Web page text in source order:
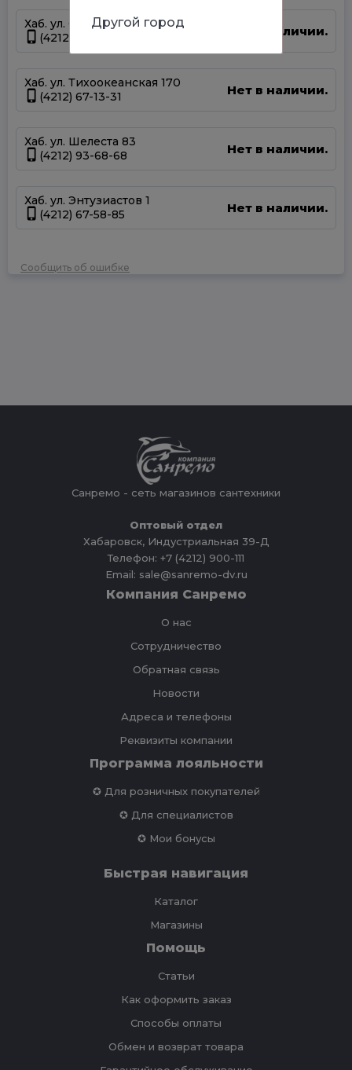
Хаб. ул. Суворова 45
(4212) 50-67-37
Нет в наличии.
Хаб. ул. Тихоокеанская 170
(4212) 67-13-31
Нет в наличии.
Хаб. ул. Шелеста 83
(4212) 93-68-68
Нет в наличии.
Хаб. ул. Энтузиастов 1
(4212) 67-58-85
Нет в наличии.
Сообщить об ошибке
Санремо - сеть магазинов сантехники
Оптовый отдел
Хабаровск, Индустриальная 39-Д
Телефон: +7 (4212) 900-111
Email: sale@sanremo-dv.ru
Компания Санремо
О нас
Сотрудничество
Обратная связь
Новости
Адреса и телефоны
Реквизиты компании
Программа лояльности
✪ Для розничных покупателей
✪ Для специалистов
✪ Мои бонусы
Быстрая навигация
Каталог
Магазины
Помощь
Статьи
Как оформить заказ
Способы оплаты
Обмен и возврат товара
Другой город